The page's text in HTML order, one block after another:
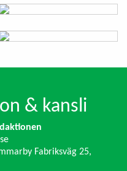
& kansli
Fabriksväg 25,